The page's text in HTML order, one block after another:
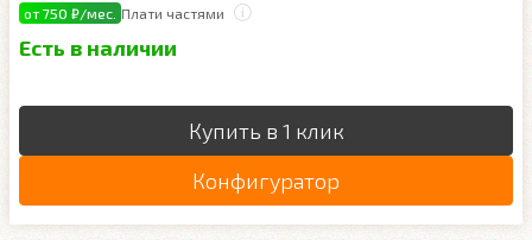
от 750 ₽/мес. Плати частями
Есть в наличии
Купить в 1 клик
Конфигуратор